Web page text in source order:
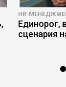
HR-
Единорог,
сценария